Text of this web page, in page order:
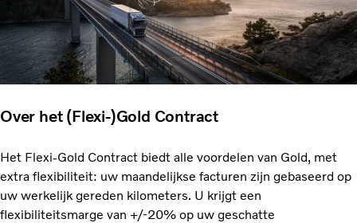
Over het (Flexi-)Gold Contract
Het Flexi-Gold Contract biedt alle voordelen van Gold, met
extra flexibiliteit: uw maandelijkse facturen zijn gebaseerd op
uw werkelijk gereden kilometers. U krijgt een
flexibiliteitsmarge van +/-20% op uw geschatte